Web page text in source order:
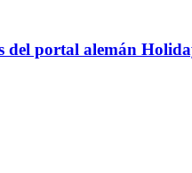
del portal alemán